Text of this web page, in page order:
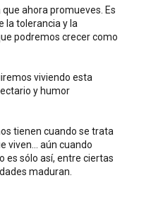
ahora promueves. Es
la tolerancia y la
podremos crecer como
viviendo esta
y humor
tienen cuando se trata
viven... aún cuando
es sólo así, entre ciertas
maduran.